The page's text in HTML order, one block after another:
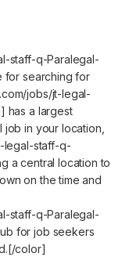
staff-q-Paralegal-
for searching for
jobs/jt-legal-
has a largest
in your location,
legal-staff-q-
a central location to
on the time and
staff-q-Paralegal-
for job seekers
color]